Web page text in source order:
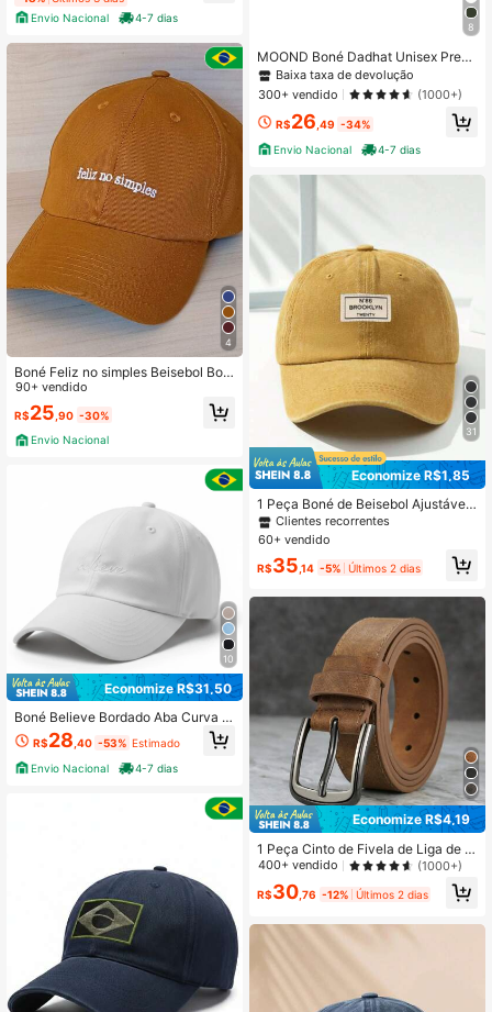
Envio Nacional
4-7 dias
4
Boné Feliz no simples Beisebol Bor
dado Aba Curva Ajustável Unissex
Casual
90+ vendido
R$25 ,90 -30%
Envio Nacional
10
Economize R$31,50
Boné Believe Bordado Aba Curva M
asculino e Feminino Regulagem Fit
ão Simples Casual Algodão Bordad
o Boné Todas
R$28 ,40 -53% Estimado
Envio Nacional
4-7 dias
8
MOOND Boné Dadhat Unisex Premi
um Casual Algodão Feliz no Simple
s Carnaval
Baixa taxa de devolução
300+ vendido
(1000+)
R$26 ,49 -34%
Envio Nacional
4-7 dias
31
Economize R$1,85
1 Peça Boné de Beisebol Ajustável
Lavado na Cor Cinza Claro Com Re
mendo de Tecido Casual para Look
Clientes recorrentes
60+ vendido
R$35 ,14 -5% Últimos 2 dias
Economize R$4,19
1 Peça Cinto de Fivela de Liga de M
etal com Emenda para Homens, par
Cintura Simples e Versátil para Adol
dio e Universitários
400+ vendido (1000+)
R$30 ,76 -12% Últimos 2 dias